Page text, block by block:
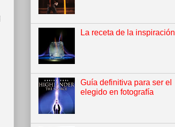
La receta de la inspiración
Guía definitiva para ser el
elegido en fotografía